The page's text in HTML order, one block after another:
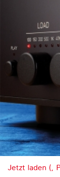
Jetzt laden (,